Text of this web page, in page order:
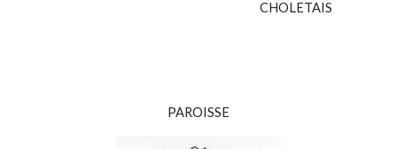
CHOLETAIS
PAROISSE